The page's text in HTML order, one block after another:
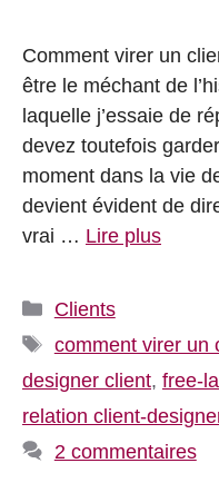
Comment virer un
être le méchant de
laquelle j’essaie de
devez toutefois
moment dans la vie
devient évident de
vrai … Lire plus
Catégories
Clients
Étiquettes
comment virer un
designer client, free-
relation client-
2 commentaires